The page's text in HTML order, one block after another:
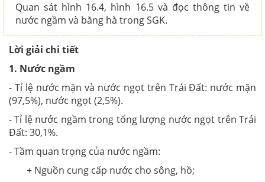
Quan sát hình 16.4, hình 16.5 và đọc thông tin về
nước ngầm và băng hà trong SGK.
Lời giải chi tiết
1. Nước ngầm
- Tỉ lệ nước mặn và nước ngọt trên Trái Đất: nước mặn
(97,5%), nước ngọt (2,5%).
- Tỉ lệ nước ngầm trong tổng lượng nước ngọt trên Trái
Đất: 30,1%.
- Tầm quan trọng của nước ngầm:
+ Nguồn cung cấp nước cho sông, hồ;